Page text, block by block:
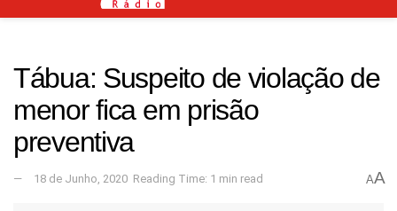
Tábua: Suspeito de violação de
menor fica em prisão
preventiva
18 de Junho, 2020 Reading Time: 1 min read AA